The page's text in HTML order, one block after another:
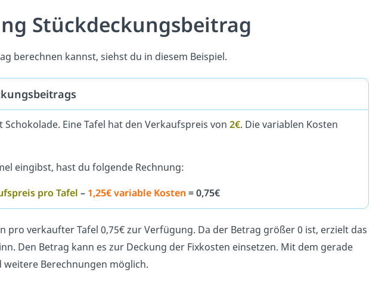
Stückdeckungsbeitrag
berechnen kannst, siehst du in diesem Beispiel.
Eine Tafel hat den Verkaufspreis von 2€. Die variablen Kosten
eingibst, hast du folgende Rechnung:
pro Tafel – 1,25€ variable Kosten = 0,75€
pro verkaufter Tafel 0,75€ zur Verfügung. Da der Betrag größer 0 ist, erzielt das
Den Betrag kann es zur Deckung der Fixkosten einsetzen. Mit dem gerade
Berechnungen möglich.